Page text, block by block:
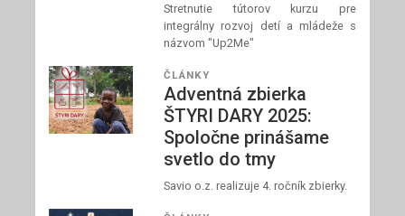
Stretnutie tútorov kurzu pre
integrálny rozvoj detí a mládeže s
názvom "Up2Me"
ČLÁNKY
Adventná zbierka
ŠTYRI DARY 2025:
Spoločne prinášame
svetlo do tmy
Savio o.z. realizuje 4. ročník zbierky.